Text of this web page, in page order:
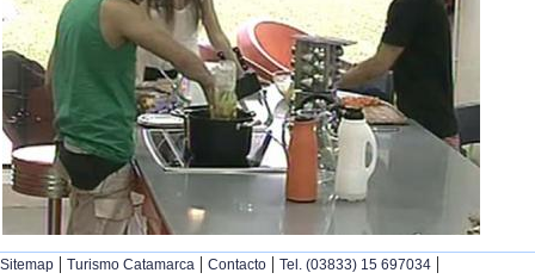
Sitemap | Turismo Catamarca | Contacto | Tel. (03833) 15 697034 |